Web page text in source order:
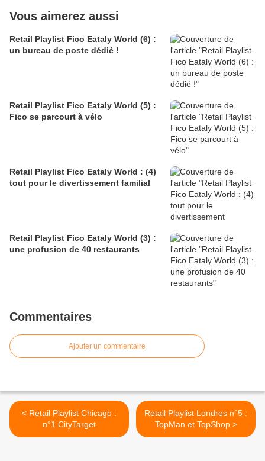
Vous aimerez aussi
Retail Playlist Fico Eataly World (6) :
un bureau de poste dédié !
Retail Playlist Fico Eataly World (5) :
Fico se parcourt à vélo
Retail Playlist Fico Eataly World : (4)
tout pour le divertissement familial
Retail Playlist Fico Eataly World (3) :
une profusion de 40 restaurants
Commentaires
Ajouter un commentaire
< Retail Playlist Chicago :
n°1 CityTarget
Retail Playlist Londres n°5 :
TopMan et TopShop >